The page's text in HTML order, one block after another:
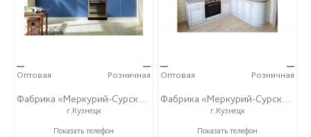
—
Оптовая
—
Розничная
Фабрика «Меркурий-Сурский»
г.Кузнецк
+7 (8415) 73-05-06
Показать телефон
—
Оптовая
—
Розничная
Фабрика «Меркурий-Сурский»
г.Кузнецк
+7 (8415) 73-05-06
Показать телефон